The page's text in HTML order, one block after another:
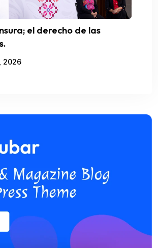
el derecho de las
2026